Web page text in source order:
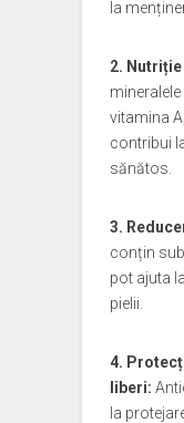
la
2.
vitamina
contribui
sănătos.
3.
conțin
pot ajuta
pielii.
4.
liberi:
la